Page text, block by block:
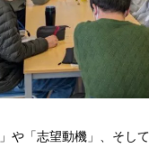
や「志望動機」、そし